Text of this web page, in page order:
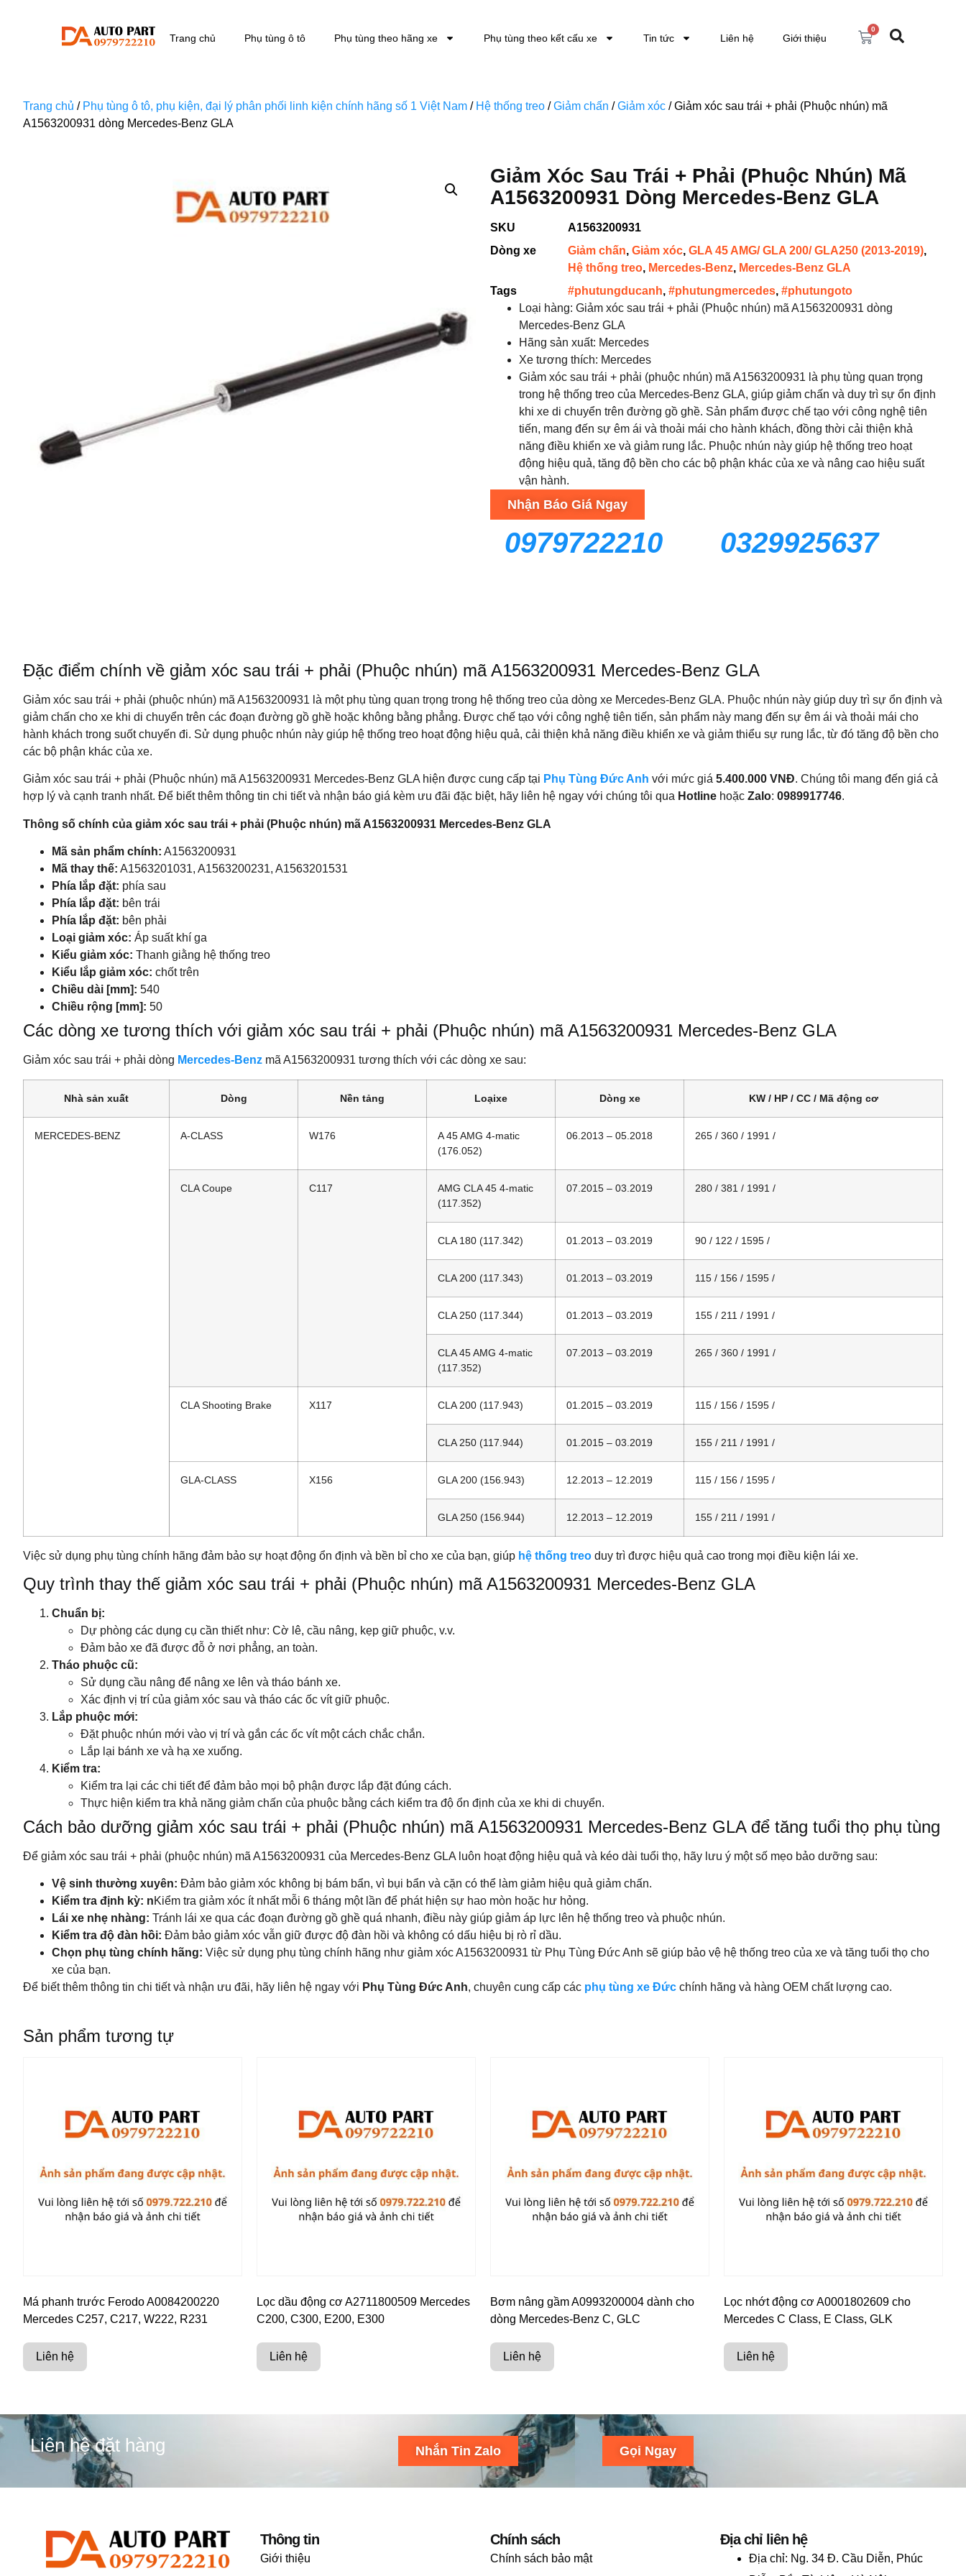
Trang chủ Phụ tùng ô tô Phụ tùng theo hãng xe Phụ tùng theo kết cấu xe Tin tức Liên hệ Giới thiệu
0
Trang chủ / Phụ tùng ô tô, phụ kiện, đại lý phân phối linh kiện chính hãng số 1 Việt Nam / Hệ thống treo /Giảm chấn /Giảm xóc / Giảm xóc sau trái + phải (Phuộc nhún) mã
A1563200931 dòng Mercedes-Benz GLA
Giảm Xóc Sau Trái + Phải (Phuộc Nhún) Mã
A1563200931 Dòng Mercedes-Benz GLA
SKU
A1563200931
Dòng xe
Giảm chấn, Giảm xóc, GLA 45 AMG/ GLA 200/ GLA250 (2013-2019),
Hệ thống treo, Mercedes-Benz, Mercedes-Benz GLA
Tags
#phutungducanh, #phutungmercedes, #phutungoto
Loại hàng: Giảm xóc sau trái + phải (Phuộc nhún) mã A1563200931 dòng
Mercedes-Benz GLA
Hãng sản xuất: Mercedes
Xe tương thích: Mercedes
Giảm xóc sau trái + phải (phuộc nhún) mã A1563200931 là phụ tùng quan trọng
trong hệ thống treo của Mercedes-Benz GLA, giúp giảm chấn và duy trì sự ổn định
khi xe di chuyển trên đường gồ ghề. Sản phẩm được chế tạo với công nghệ tiên
tiến, mang đến sự êm ái và thoải mái cho hành khách, đồng thời cải thiện khả
năng điều khiển xe và giảm rung lắc. Phuộc nhún này giúp hệ thống treo hoạt
động hiệu quả, tăng độ bền cho các bộ phận khác của xe và nâng cao hiệu suất
vận hành.
Nhận Báo Giá Ngay
0979722210 0329925637
Đặc điểm chính về giảm xóc sau trái + phải (Phuộc nhún) mã A1563200931 Mercedes-Benz GLA
Giảm xóc sau trái + phải (phuộc nhún) mã A1563200931 là một phụ tùng quan trọng trong hệ thống treo của dòng xe Mercedes-Benz GLA. Phuộc nhún này giúp duy trì sự ổn định và
giảm chấn cho xe khi di chuyển trên các đoạn đường gồ ghề hoặc không bằng phẳng. Được chế tạo với công nghệ tiên tiến, sản phẩm này mang đến sự êm ái và thoải mái cho
hành khách trong suốt chuyến đi. Sử dụng phuộc nhún này giúp hệ thống treo hoạt động hiệu quả, cải thiện khả năng điều khiển xe và giảm thiểu sự rung lắc, từ đó tăng độ bền cho
các bộ phận khác của xe.
Giảm xóc sau trái + phải (Phuộc nhún) mã A1563200931 Mercedes-Benz GLA hiện được cung cấp tại Phụ Tùng Đức Anh với mức giá 5.400.000 VNĐ. Chúng tôi mang đến giá cả
hợp lý và cạnh tranh nhất. Để biết thêm thông tin chi tiết và nhận báo giá kèm ưu đãi đặc biệt, hãy liên hệ ngay với chúng tôi qua Hotline hoặc Zalo: 0989917746.
Thông số chính của giảm xóc sau trái + phải (Phuộc nhún) mã A1563200931 Mercedes-Benz GLA
Mã sản phẩm chính: A1563200931
Mã thay thế: A1563201031, A1563200231, A1563201531
Phía lắp đặt: phía sau
Phía lắp đặt: bên trái
Phía lắp đặt: bên phải
Loại giảm xóc: Áp suất khí ga
Kiểu giảm xóc: Thanh giằng hệ thống treo
Kiểu lắp giảm xóc: chốt trên
Chiều dài [mm]: 540
Chiều rộng [mm]: 50
Các dòng xe tương thích với giảm xóc sau trái + phải (Phuộc nhún) mã A1563200931 Mercedes-Benz GLA
Giảm xóc sau trái + phải dòng Mercedes-Benz mã A1563200931 tương thích với các dòng xe sau:
Nhà sản xuất Dòng Nền tảng Loạixe Dòng xe KW / HP / CC / Mã động cơ
MERCEDES-BENZ A-CLASS W176
A 45 AMG 4-matic
(176.052)
06.2013 – 05.2018 265 / 360 / 1991 /
CLA Coupe C117
AMG CLA 45 4-matic
(117.352)
07.2015 – 03.2019 280 / 381 / 1991 /
CLA 180 (117.342) 01.2013 – 03.2019 90 / 122 / 1595 /
CLA 200 (117.343) 01.2013 – 03.2019 115 / 156 / 1595 /
CLA 250 (117.344) 01.2013 – 03.2019 155 / 211 / 1991 /
CLA 45 AMG 4-matic
(117.352)
07.2013 – 03.2019 265 / 360 / 1991 /
CLA Shooting Brake X117 CLA 200 (117.943) 01.2015 – 03.2019 115 / 156 / 1595 /
CLA 250 (117.944) 01.2015 – 03.2019 155 / 211 / 1991 /
GLA-CLASS X156 GLA 200 (156.943) 12.2013 – 12.2019 115 / 156 / 1595 /
GLA 250 (156.944) 12.2013 – 12.2019 155 / 211 / 1991 /
Việc sử dụng phụ tùng chính hãng đảm bảo sự hoạt động ổn định và bền bỉ cho xe của bạn, giúp hệ thống treo duy trì được hiệu quả cao trong mọi điều kiện lái xe.
Quy trình thay thế giảm xóc sau trái + phải (Phuộc nhún) mã A1563200931 Mercedes-Benz GLA
Chuẩn bị:
Dự phòng các dụng cụ cần thiết như: Cờ lê, cầu nâng, kẹp giữ phuộc, v.v.
Đảm bảo xe đã được đỗ ở nơi phẳng, an toàn.
Tháo phuộc cũ:
Sử dụng cầu nâng để nâng xe lên và tháo bánh xe.
Xác định vị trí của giảm xóc sau và tháo các ốc vít giữ phuộc.
Lắp phuộc mới:
Đặt phuộc nhún mới vào vị trí và gắn các ốc vít một cách chắc chắn.
Lắp lại bánh xe và hạ xe xuống.
Kiểm tra:
Kiểm tra lại các chi tiết để đảm bảo mọi bộ phận được lắp đặt đúng cách.
Thực hiện kiểm tra khả năng giảm chấn của phuộc bằng cách kiểm tra độ ổn định của xe khi di chuyển.
Cách bảo dưỡng giảm xóc sau trái + phải (Phuộc nhún) mã A1563200931 Mercedes-Benz GLA để tăng tuổi thọ phụ tùng
Để giảm xóc sau trái + phải (phuộc nhún) mã A1563200931 của Mercedes-Benz GLA luôn hoạt động hiệu quả và kéo dài tuổi thọ, hãy lưu ý một số mẹo bảo dưỡng sau:
Vệ sinh thường xuyên: Đảm bảo giảm xóc không bị bám bẩn, vì bụi bẩn và cặn có thể làm giảm hiệu quả giảm chấn.
Kiểm tra định kỳ: nKiểm tra giảm xóc ít nhất mỗi 6 tháng một lần để phát hiện sự hao mòn hoặc hư hỏng.
Lái xe nhẹ nhàng: Tránh lái xe qua các đoạn đường gồ ghề quá nhanh, điều này giúp giảm áp lực lên hệ thống treo và phuộc nhún.
Kiểm tra độ đàn hồi: Đảm bảo giảm xóc vẫn giữ được độ đàn hồi và không có dấu hiệu bị rò rỉ dầu.
Chọn phụ tùng chính hãng: Việc sử dụng phụ tùng chính hãng như giảm xóc A1563200931 từ Phụ Tùng Đức Anh sẽ giúp bảo vệ hệ thống treo của xe và tăng tuổi thọ cho
xe của bạn.
Để biết thêm thông tin chi tiết và nhận ưu đãi, hãy liên hệ ngay với Phụ Tùng Đức Anh, chuyên cung cấp các phụ tùng xe Đức chính hãng và hàng OEM chất lượng cao.
Sản phẩm tương tự
Má phanh trước Ferodo A0084200220
Mercedes C257, C217, W222, R231
Liên hệ
Lọc dầu động cơ A2711800509 Mercedes
C200, C300, E200, E300
Liên hệ
Bơm nâng gầm A0993200004 dành cho
dòng Mercedes-Benz C, GLC
Liên hệ
Lọc nhớt động cơ A0001802609 cho
Mercedes C Class, E Class, GLK
Liên hệ
Liên hệ đặt hàng Nhắn Tin Zalo Gọi Ngay
Thông tin
Giới thiệu
Chính sách
Chính sách bảo mật
Địa chỉ liên hệ
Địa chỉ: Ng. 34 Đ. Cầu Diễn, Phúc